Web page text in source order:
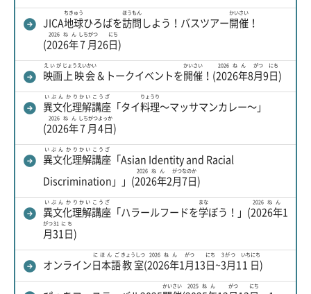
JICA地球
ちきゅう
ひろばを訪問
ほうもん
しよう！バスツアー開催
かいさい
！
(2026年
2026ねん
7月
しちがつ
26日
にち
)
映画
えいが
上映会
じょうえいかい
＆トークイベントを開催
かいさい
！(2026年
2026ねん
8月
がつ
9日
にち
)
異文化
いぶんか
理解
りかい
講座
こうざ
「タイ料理
りょうり
～マッサマンカレー～」
(2026年
2026ねん
7月
しちがつ
4日
よっか
)
異文化
いぶんか
理解
りかい
講座
こうざ
「Asian Identity and Racial
Discrimination」」(2026年
2026ねん
2月
がつ
7日
なのか
)
異文化
いぶんか
理解
りかい
講座
こうざ
「ハラールフードを学
まな
ぼう！」(2026年
2026ねん
1
月
がつ
31日
31にち
)
オンライン日本語
にほんご
教室
きょうしつ
(2026年
2026ねん
1月
がつ
13日
にち
~3月
3がつ
11日
いちにち
)
かいさい 2025ねん がつ にち